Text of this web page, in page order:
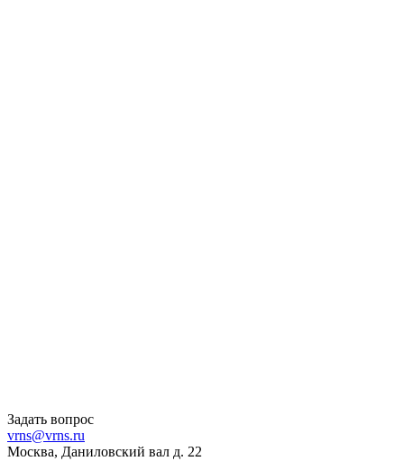
Задать вопрос
vrns@vrns.ru
Москва, Даниловский вал д. 22